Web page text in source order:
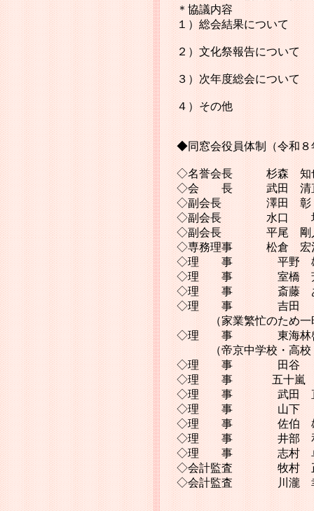
＊協議内容
１）総会結果について
２）文化祭報告について
３）次年度総会について
４）その他
◆同窓会役員体制（令和８
◇名誉会長 杉森 知也
◇会 長 武田 清直
◇副会長 澤田 彰（
◇副会長 水口 均（
◇副会長 平尾 剛人（
◇専務理事 松倉 宏治
◇理 事 平野 雄二
◇理 事 室橋 芳行
◇理 事 斎藤 あか
◇理 事 吉田 滋
（家業繁忙のため一
◇理 事 東海林啓造
（帝京中学校・高校
◇理 事 田谷 真
◇理 事 五十嵐 理
◇理 事 武田 直丈
◇理 事 山下 亮（会
◇理 事 佐伯 雄一（
◇理 事 井部 和正（
◇理 事 志村 卓哉（
◇会計監査 牧村 正
◇会計監査 川瀧 幸